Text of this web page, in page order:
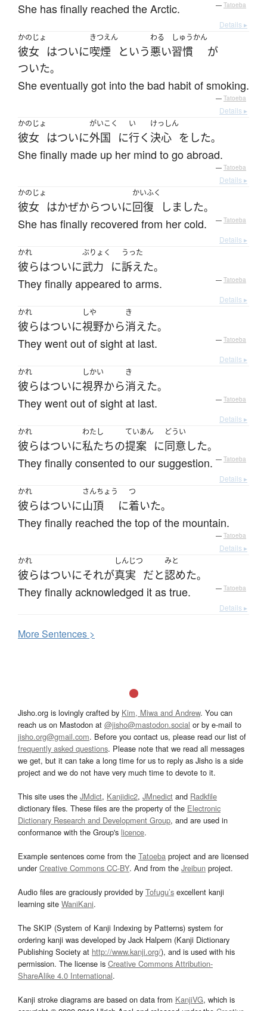
She has finally reached the Arctic. — Tatoeba
Details ▸
かのじょ
彼女 はついに
きつえん
喫煙 という
わる
悪い
しゅうかん
習慣
が
ついた。
She eventually got into the bad habit of smoking.
— Tatoeba
Details ▸
かのじょ
彼女 はついに
がいこく
外国 に
い
行く
けっしん
決心 を した。
She finally made up her mind to go abroad.
— Tatoeba
Details ▸
かのじょ
彼女 はかぜからついに
かいふく
回復 しました。
She has finally recovered from her cold. — Tatoeba
Details ▸
かれ
彼らはついに
ぶりょく
武力 に
うった
訴えた。
They finally appeared to arms. — Tatoeba
Details ▸
かれ
彼らはついに
しや
視野から
き
消えた。
They went out of sight at last. — Tatoeba
Details ▸
かれ
彼らはついに
しかい
視界から
き
消えた。
They went out of sight at last. — Tatoeba
Details ▸
かれ
彼らはついに
わたし
私たちの
ていあん
提案 に
どうい
同意 した。
They finally consented to our suggestion. — Tatoeba
Details ▸
かれ
彼らはついに
さんちょう
山頂 に
つ
着いた。
They finally reached the top of the mountain.
— Tatoeba
Details ▸
かれ
彼らはついにそれが
しんじつ
真実 だと
みと
認めた。
They finally acknowledged it as true. — Tatoeba
Details ▸
MoreSentences >
Jisho.org is lovingly crafted by Kim, Miwa and Andrew. You can
reach us on Mastodon at @jisho@mastodon.social or by e-mail to
jisho.org@gmail.com. Before you contact us, please read our list of
frequently asked questions. Please note that we read all messages
we get, but it can take a long time for us to reply as Jisho is a side
project and we do not have very much time to devote to it.
This site uses the JMdict, Kanjidic2, JMnedict and Radkfile
dictionary files. These files are the property of the Electronic
Dictionary Research and Development Group, and are used in
conformance with the Group's licence.
Example sentences come from the Tatoeba project and are licensed
underCreative Commons CC-BY. And from the Jreibun project.
Audio files are graciously provided by Tofugu’s excellent kanji
learning site WaniKani.
The SKIP (System of Kanji Indexing by Patterns) system for
ordering kanji was developed by Jack Halpern (Kanji Dictionary
Publishing Society at http://www.kanji.org/), and is used with his
permission. The license is Creative Commons Attribution-
ShareAlike 4.0 International.
Kanji stroke diagrams are based on data from KanjiVG, which is